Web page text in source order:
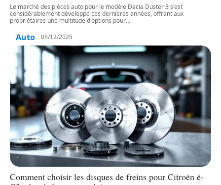
Le marché des pièces auto pour le modèle Dacia Duster 3 s'est
considérablement développé ces dernières années, offrant aux
propriétaires une multitude d'options pour…
Auto 05/12/2025
Comment choisir les disques de freins pour Citroën ë-